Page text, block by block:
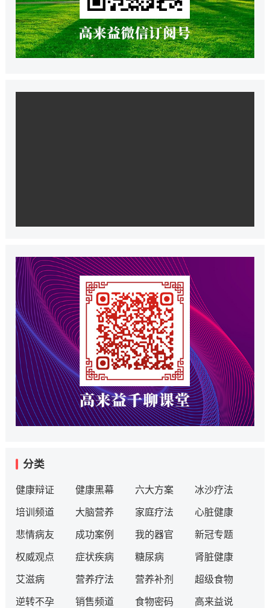
分类
健康辩证 健康黑幕 六大方案 冰沙疗法
培训频道 大脑营养 家庭疗法 心脏健康
悲情病友 成功案例 我的器官 新冠专题
权威观点 症状疾病 糖尿病 肾脏健康
艾滋病 营养疗法 营养补剂 超级食物
逆转不孕 销售频道 食物密码 高来益说